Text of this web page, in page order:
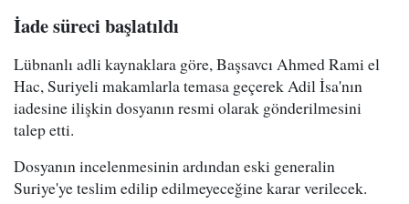
İade süreci başlatıldı
Lübnanlı adli kaynaklara göre, Başsavcı Ahmed Rami el
Hac, Suriyeli makamlarla temasa geçerek Adil İsa'nın
iadesine ilişkin dosyanın resmi olarak gönderilmesini
talep etti.
Dosyanın incelenmesinin ardından eski generalin
Suriye'ye teslim edilip edilmeyeceğine karar verilecek.